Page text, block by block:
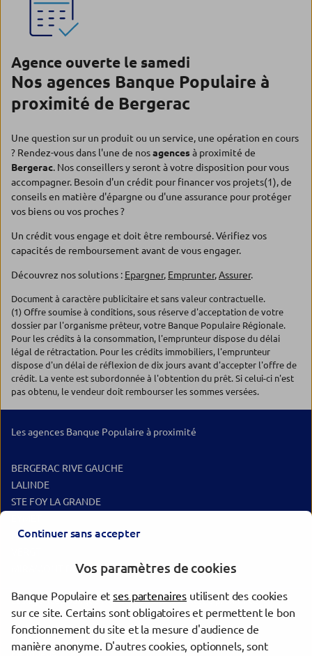
Agence ouverte le samedi
Nos agences Banque Populaire à
proximité de Bergerac
Une question sur un produit ou un service, une opération en cours
? Rendez-vous dans l'une de nosagencesà proximité de
Bergerac. Nos conseillers y seront à votre disposition pour vous
accompagner. Besoin d'un crédit pour financer vos projets(1), de
conseils en matière d'épargne ou d'une assurance pour protéger
vos biens ou vos proches ?
Un crédit vous engage et doit être remboursé. Vérifiez vos
capacités de remboursement avant de vous engager.
Découvrez nos solutions : Epargner, Emprunter,Assurer.
Document à caractère publicitaire et sans valeur contractuelle.
(1) Offre soumise à conditions, sous réserve d'acceptation de votre
dossier par l'organisme prêteur, votre Banque Populaire Régionale.
Pour les crédits à la consommation, l'emprunteur dispose du délai
légal de rétractation. Pour les crédits immobiliers, l'emprunteur
dispose d'un délai de réflexion de dix jours avant d'accepter l'offre de
crédit. La vente est subordonnée à l'obtention du prêt. Si celui-ci n'est
pas obtenu, le vendeur doit rembourser les sommes versées.
Les agences Banque Populaire à proximité
BERGERAC RIVE GAUCHE
LALINDE
STE FOY LA GRANDE
MUSSIDAN
MIRAMONT DE GUYENNE
Les agences Banque Populaire dans les villes à proximité
Bergerac
Périgueux
Continuer sans accepter
Vos paramètres de cookies
Banque Populaire etses partenaires utilisent des cookies
sur ce site. Certains sont obligatoires et permettent le bon
fonctionnement du site et la mesure d'audience de
manière anonyme. D'autres cookies, optionnels, sont